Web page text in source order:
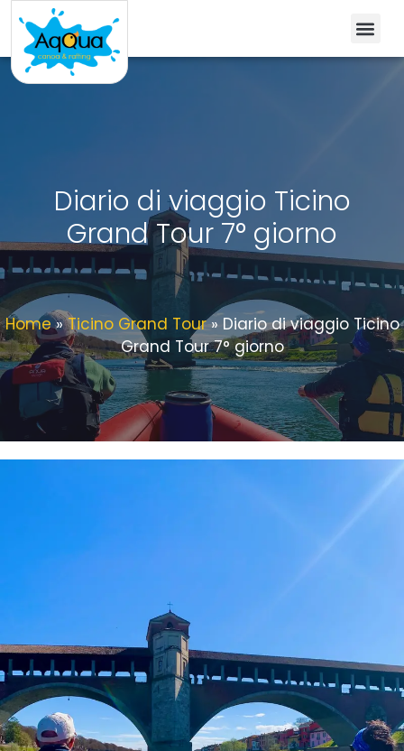
Diario di viaggio Ticino
Grand Tour 7° giorno
Home » Ticino Grand Tour » Diario di viaggio Ticino
Grand Tour 7° giorno